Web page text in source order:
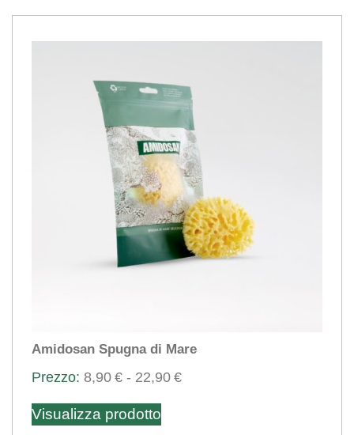
Amidosan Spugna di Mare
8,90 € - 22,90 €Fascia
Visualizza prodotto